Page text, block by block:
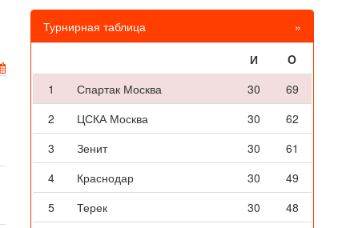
Турнирная таблица »
И
O
1
Спартак Москва 30
69
2
ЦСКА Москва 30
62
3
Зенит 30
61
4
Краснодар 30
49
5
Терек 30
48